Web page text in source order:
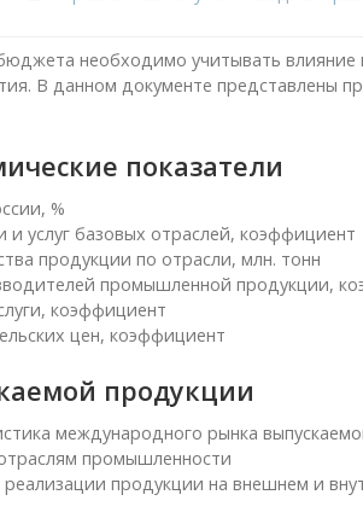
необходимо учитывать
В данном документе представлены
показатели
%
и услуг базовых отраслей, коэффициент
продукции по отрасли, млн. тонн
промышленной продукции,
коэффициент
цен, коэффициент
продукции
международного рынка
промышленности
продукции на внешнем и